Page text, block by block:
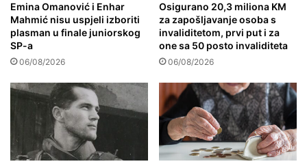
Emina Omanović i Enhar
Mahmić nisu uspjeli izboriti
plasman u finale juniorskog
SP-a
06/08/2026
Osigurano 20,3 miliona KM
za zapošljavanje osoba s
invaliditetom, prvi put i za
one sa 50 posto invaliditeta
06/08/2026